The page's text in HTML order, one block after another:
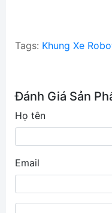
Tags: Khung Xe
Đánh Giá Sản
Họ tên
Email